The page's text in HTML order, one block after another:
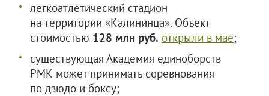
легкоатлетический стадион
на территории «Калининца». Объект
стоимостью 128 млн руб. открыли в мае;
существующая Академия единоборств
РМК может принимать соревнования
по дзюдо и боксу;